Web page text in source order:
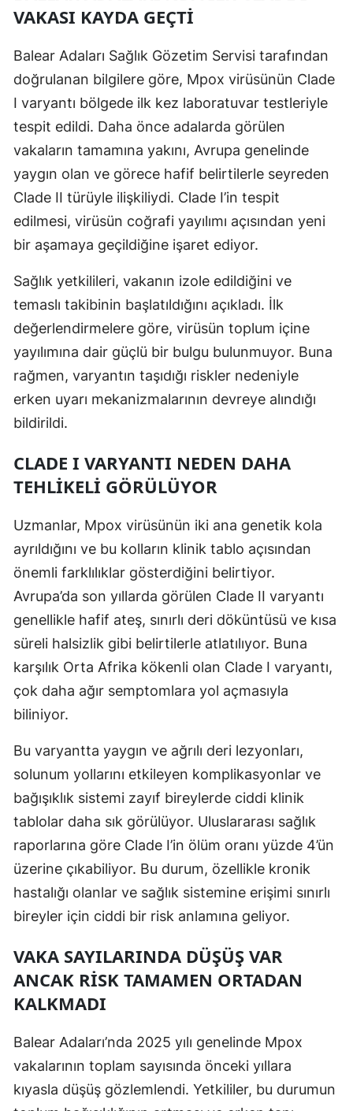
Mersin
İstanbul
İzmir
Kars
Kastamonu
Kırşehir
Kocaeli
Kütahya
Manisa
Mardin
Muğla
Muş
Nevşehir
Niğde
Ordu
Sakarya
Samsun
Siirt
Sinop
Tekirdağ
Trabzon
Şanlıurfa
Uşak
Van
VAKASI KAYDA GEÇTI
Balear Adaları Sağlık Gözetim Servisi tarafından
doğrulanan bilgilere göre, Mpox virüsünün Clade
I varyantı bölgede ilk kez laboratuvar testleriyle
tespit edildi. Daha önce adalarda görülen
vakaların tamamına yakını, Avrupa genelinde
yaygın olan ve görece hafif belirtilerle seyreden
Clade II türüyle ilişkiliydi. Clade I’in tespit
edilmesi, virüsün coğrafi yayılımı açısından yeni
bir aşamaya geçildiğine işaret ediyor.
Sağlık yetkilileri, vakanın izole edildiğini ve
temaslı takibinin başlatıldığını açıkladı. İlk
değerlendirmelere göre, virüsün toplum içine
yayılımına dair güçlü bir bulgu bulunmuyor. Buna
rağmen, varyantın taşıdığı riskler nedeniyle
erken uyarı mekanizmalarının devreye alındığı
bildirildi.
CLADE I VARYANTI NEDEN DAHA
TEHLIKELI GÖRÜLÜYOR
Uzmanlar, Mpox virüsünün iki ana genetik kola
ayrıldığını ve bu kolların klinik tablo açısından
önemli farklılıklar gösterdiğini belirtiyor.
Avrupa’da son yıllarda görülen Clade II varyantı
genellikle hafif ateş, sınırlı deri döküntüsü ve kısa
süreli halsizlik gibi belirtilerle atlatılıyor. Buna
karşılık Orta Afrika kökenli olan Clade I varyantı,
çok daha ağır semptomlara yol açmasıyla
biliniyor.
Bu varyantta yaygın ve ağrılı deri lezyonları,
solunum yollarını etkileyen komplikasyonlar ve
bağışıklık sistemi zayıf bireylerde ciddi klinik
tablolar daha sık görülüyor. Uluslararası sağlık
raporlarına göre Clade I’in ölüm oranı yüzde 4’ün
üzerine çıkabiliyor. Bu durum, özellikle kronik
hastalığı olanlar ve sağlık sistemine erişimi sınırlı
bireyler için ciddi bir risk anlamına geliyor.
VAKA SAYILARINDA DÜŞÜŞ VAR
ANCAK RISK TAMAMEN ORTADAN
KALKMADI
Balear Adaları’nda 2025 yılı genelinde Mpox
vakalarının toplam sayısında önceki yıllara
kıyasla düşüş gözlemlendi. Yetkililer, bu durumun